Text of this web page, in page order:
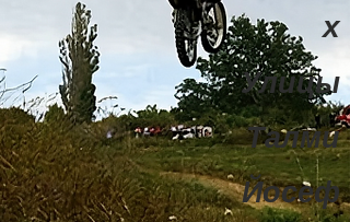
х
Улицы
Талми
Йосеф